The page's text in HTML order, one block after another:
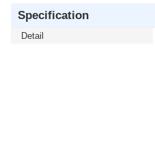
Specification
Detail